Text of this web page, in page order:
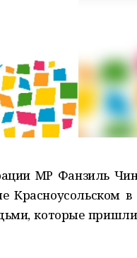
МР Фанзиль
Красноусольском
которые